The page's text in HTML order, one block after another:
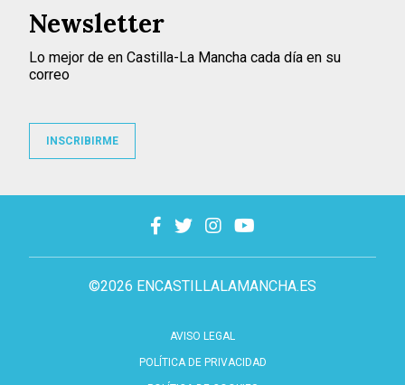
©2026 ENCASTILLALAMANCHA.ES
AVISO LEGAL
POLÍTICA DE PRIVACIDAD
Newsletter
Lo mejor de en Castilla-La Mancha cada día en su
correo
INSCRIBIRME